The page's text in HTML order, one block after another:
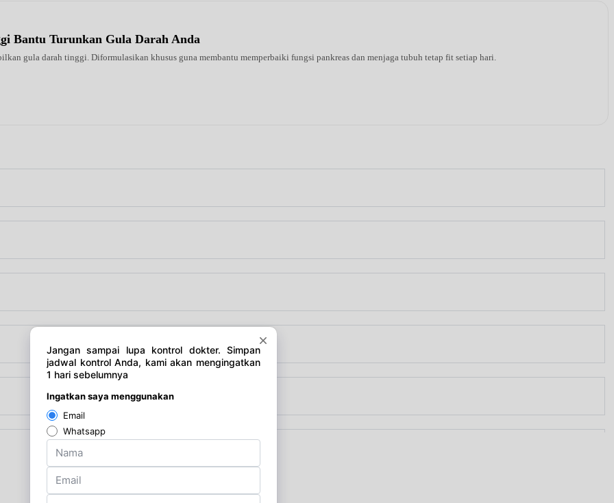
Bantu Turunkan Gula Darah Anda
gula darah tinggi. Diformulasikan khusus guna membantu memperbaiki fungsi pankreas dan menjaga tubuh tetap fit setiap hari.